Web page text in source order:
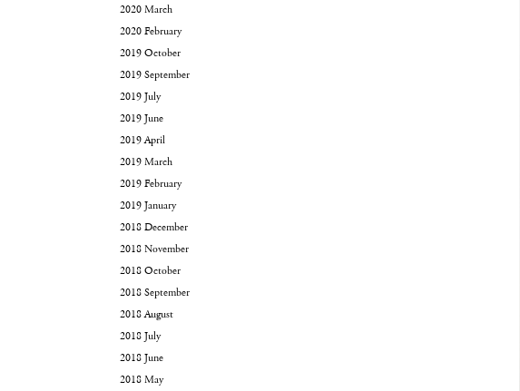
2020 March
2020 February
2019 October
2019 September
2019 July
2019 June
2019 April
2019 March
2019 February
2019 January
2018 December
2018 November
2018 October
2018 September
2018 August
2018 July
2018 June
2018 May